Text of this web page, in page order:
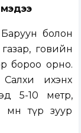
болон
говийн
бороо орно.
ихэнх
5-10 метр,
түр зуур